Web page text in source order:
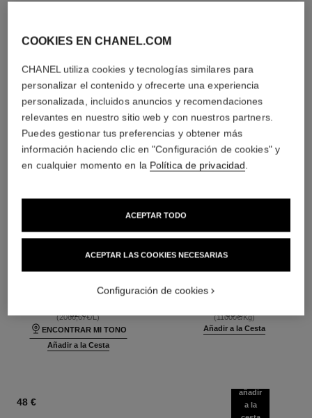
ultra le teint fluide
Larga Duración –
62 €
(2066,67€/L)
ENCONTRAR MI TONO
Añadir a la Cesta
poudre universelle libre
Polvos Sueltos Acabado
Ref. 132726
66 €
(11000€/Kg)
Añadir a la Cesta
48 €
añadir
a la
COOKIES EN CHANEL.COM
CHANEL utiliza cookies y tecnologías similares para
personalizar el contenido y ofrecerte una experiencia
personalizada, incluidos anuncios y recomendaciones
relevantes en nuestro sitio web y con nuestros partners.
Puedes gestionar tus preferencias y obtener más
información haciendo clic en "Configuración de cookies" y
en cualquier momento en la Política de privacidad.
ACEPTAR LAS COOKIES NECESARIAS
ACEPTAR TODO
Configuración de cookies